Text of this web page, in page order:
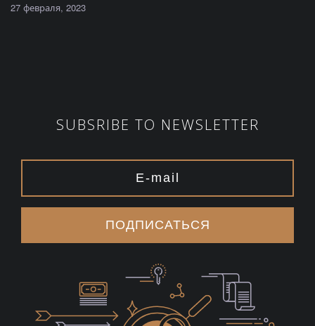
27 февраля, 2023
SUBSRIBE TO NEWSLETTER
ПОДПИСАТЬСЯ